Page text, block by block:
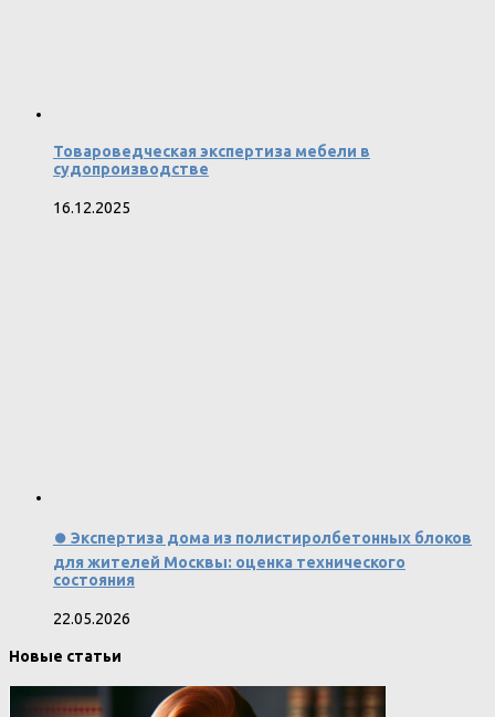
Товароведческая экспертиза мебели в
судопроизводстве
16.12.2025
⏺️ Экспертиза дома из полистиролбетонных блоков
для жителей Москвы: оценка технического
состояния
22.05.2026
Новые статьи